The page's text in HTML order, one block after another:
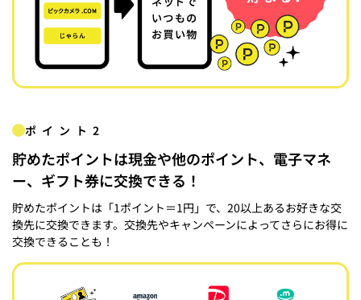
ポイント2
貯めたポイントは現金や他のポイント、電子マネ
ー、ギフト券に交換できる！
貯めたポイントは「1ポイント＝1円」で、20以上あるお好きな交
換先に交換できます。交換先やキャンペーンによってさらにお得に
交換できることも！